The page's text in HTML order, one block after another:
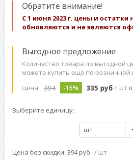
Обратите внимание!
С 1 июня 2023 г. цены и остатки
обновляются и не являются
Выгодное предложение
Количество товара по выгодной
можете купить ещё по розничной
Цена: 394 -15% 335 руб / шт
Выберите единицу:
шт
Цена без скидки: 394 руб / шт